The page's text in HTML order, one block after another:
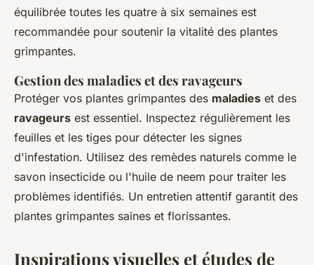
équilibrée toutes les quatre à six semaines est
recommandée pour soutenir la vitalité des plantes
grimpantes.
Gestion des maladies et des ravageurs
Protéger vos plantes grimpantes des maladies et des
ravageurs est essentiel. Inspectez régulièrement les
feuilles et les tiges pour détecter les signes
d'infestation. Utilisez des remèdes naturels comme le
savon insecticide ou l'huile de neem pour traiter les
problèmes identifiés. Un entretien attentif garantit des
plantes grimpantes saines et florissantes.
Inspirations visuelles et études de